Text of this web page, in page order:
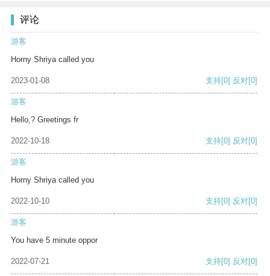
评论
游客
Horny Shriya called you
2023-01-08 支持[0] 反对[0]
游客
Hello,? Greetings fr
2022-10-18 支持[0] 反对[0]
游客
Horny Shriya called you
2022-10-10 支持[0] 反对[0]
游客
You have 5 minute oppor
2022-07-21 支持[0] 反对[0]